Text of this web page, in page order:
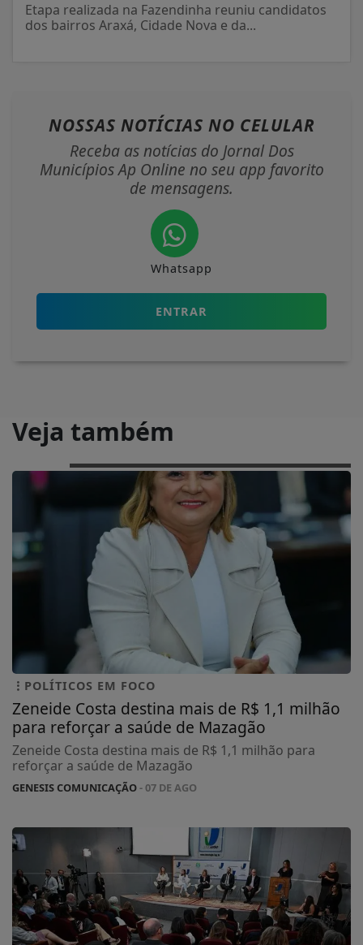
Etapa realizada na Fazendinha reuniu candidatos
dos bairros Araxá, Cidade Nova e da...
NOSSAS NOTÍCIAS NO CELULAR
Receba as notícias do Jornal Dos
Municípios Ap Online no seu app favorito
de mensagens.
Whatsapp
ENTRAR
Veja também
POLÍTICOS EM FOCO
Zeneide Costa destina mais de R$ 1,1 milhão
para reforçar a saúde de Mazagão
Zeneide Costa destina mais de R$ 1,1 milhão para
reforçar a saúde de Mazagão
GENESIS COMUNICAÇÃO- 07 DE AGO